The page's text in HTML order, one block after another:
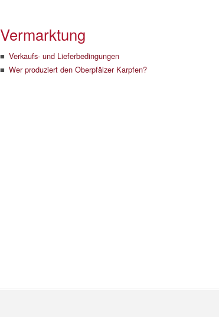
Vermarktung
Verkaufs- und Lieferbedingungen
Wer produziert den Oberpfälzer Karpfen?